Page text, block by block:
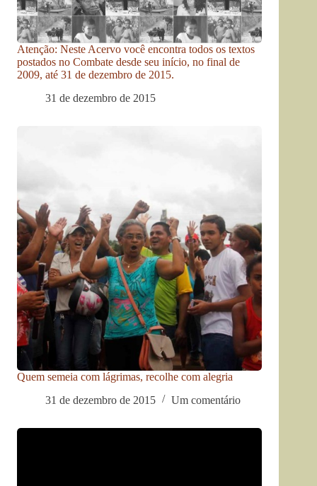
Atenção: Neste Acervo você encontra todos os textos
postados no Combate desde seu início, no final de
2009, até 31 de dezembro de 2015.
31 de dezembro de 2015
Quem semeia com lágrimas, recolhe com alegria
31 de dezembro de 2015
Um comentário